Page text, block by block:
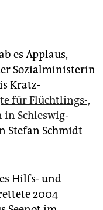
es Applaus,
Sozialministerin
Kratz-
für Flüchtlings-,
Schleswig-
Stefan Schmidt
Hilfs- und
2004